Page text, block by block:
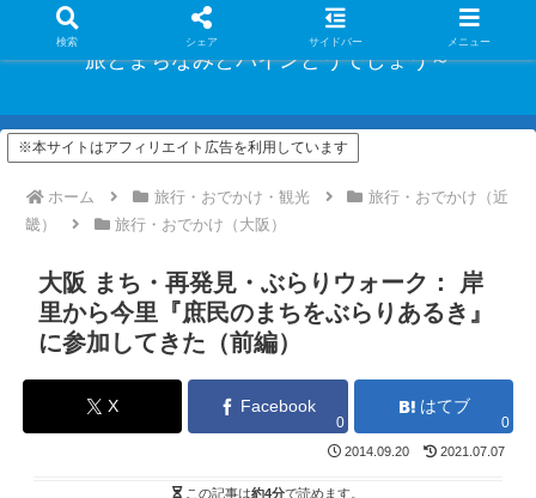
旅とまちなみとパインどうでしょう～
※本サイトはアフィリエイト広告を利用しています
ホーム 旅行・おでかけ・観光
旅行・おでかけ（近
畿）
旅行・おでかけ（大阪）
大阪 まち・再発見・ぶらりウォーク： 岸
里から今里『庶民のまちをぶらりあるき』
に参加してきた（前編）
X Facebook
0
はてブ
0
2014.09.20 2021.07.07
この記事は約4分で読めます。
検索 シェア サイドバー メニュー